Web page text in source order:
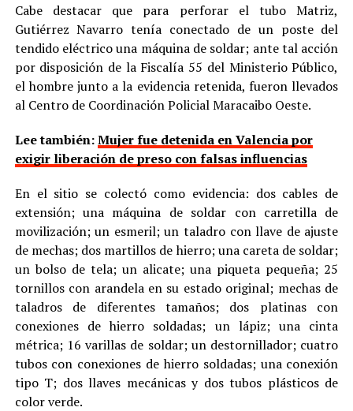
Cabe destacar que para perforar el tubo Matriz,
Gutiérrez Navarro tenía conectado de un poste del
tendido eléctrico una máquina de soldar; ante tal acción
por disposición de la Fiscalía 55 del Ministerio Público,
el hombre junto a la evidencia retenida, fueron llevados
al Centro de Coordinación Policial Maracaibo Oeste.
Lee también:Mujer fue detenida en Valencia por
exigir liberación de preso con falsas influencias
En el sitio se colectó como evidencia: dos cables de
extensión; una máquina de soldar con carretilla de
movilización; un esmeril; un taladro con llave de ajuste
de mechas; dos martillos de hierro; una careta de soldar;
un bolso de tela; un alicate; una piqueta pequeña; 25
tornillos con arandela en su estado original; mechas de
taladros de diferentes tamaños; dos platinas con
conexiones de hierro soldadas; un lápiz; una cinta
métrica; 16 varillas de soldar; un destornillador; cuatro
tubos con conexiones de hierro soldadas; una conexión
tipo T; dos llaves mecánicas y dos tubos plásticos de
color verde.